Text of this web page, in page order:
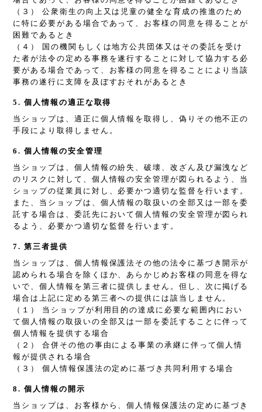
（３） 公衆衛生の向上又は児童の健全な育成の推進のため
に特に必要がある場合であって、お客様の同意を得ることが
困難であるとき
（４） 国の機関もしくは地方公共団体又はその委託を受け
た者が法令の定める事務を遂行することに対して協力する必
要がある場合であって、お客様の同意を得ることにより当該
事務の遂行に支障を及ぼすおそれがあるとき
5. 個人情報の適正な取得
当ショップは、適正に個人情報を取得し、偽りその他不正の
手段により取得しません。
6. 個人情報の安全管理
当ショップは、個人情報の紛失、破壊、改ざん及び漏洩など
のリスクに対して、個人情報の安全管理が図られるよう、当
ショップの従業員に対し、必要かつ適切な監督を行います。
また、当ショップは、個人情報の取扱いの全部又は一部を委
託する場合は、委託先において個人情報の安全管理が図られ
るよう、必要かつ適切な監督を行います。
7. 第三者提供
当ショップは、個人情報保護法その他の法令に基づき開示が
認められる場合を除くほか、あらかじめお客様の同意を得な
いで、個人情報を第三者に提供しません。但し、次に掲げる
場合は上記に定める第三者への提供には該当しません。
（１） 当ショップが利用目的の達成に必要な範囲内におい
て個人情報の取扱いの全部又は一部を委託することに伴って
個人情報を提供する場合
（２） 合併その他の事由による事業の承継に伴って個人情
報が提供される場合
（３） 個人情報保護法の定めに基づき共同利用する場合
8. 個人情報の開示
当ショップは、お客様から、個人情報保護法の定めに基づき